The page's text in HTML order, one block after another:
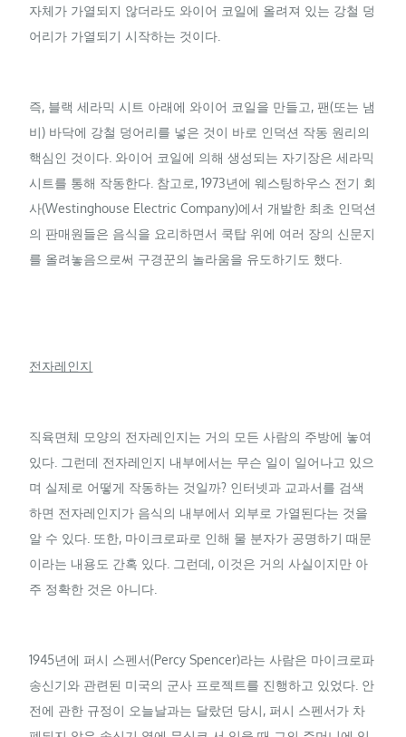
자체가 가열되지 않더라도 와이어 코일에 올려져 있는 강철 덩
어리가 가열되기 시작하는 것이다.
즉, 블랙 세라믹 시트 아래에 와이어 코일을 만들고, 팬(또는 냄
비) 바닥에 강철 덩어리를 넣은 것이 바로 인덕션 작동 원리의
핵심인 것이다. 와이어 코일에 의해 생성되는 자기장은 세라믹
시트를 통해 작동한다. 참고로, 1973년에 웨스팅하우스 전기 회
사(Westinghouse Electric Company)에서 개발한 최초 인덕션
의 판매원들은 음식을 요리하면서 쿡탑 위에 여러 장의 신문지
를 올려놓음으로써 구경꾼의 놀라움을 유도하기도 했다.
전자레인지
직육면체 모양의 전자레인지는 거의 모든 사람의 주방에 놓여
있다. 그런데 전자레인지 내부에서는 무슨 일이 일어나고 있으
며 실제로 어떻게 작동하는 것일까? 인터넷과 교과서를 검색
하면 전자레인지가 음식의 내부에서 외부로 가열된다는 것을
알 수 있다. 또한, 마이크로파로 인해 물 분자가 공명하기 때문
이라는 내용도 간혹 있다. 그런데, 이것은 거의 사실이지만 아
주 정확한 것은 아니다.
1945년에 퍼시 스펜서(Percy Spencer)라는 사람은 마이크로파
송신기와 관련된 미국의 군사 프로젝트를 진행하고 있었다. 안
전에 관한 규정이 오늘날과는 달랐던 당시, 퍼시 스펜서가 차